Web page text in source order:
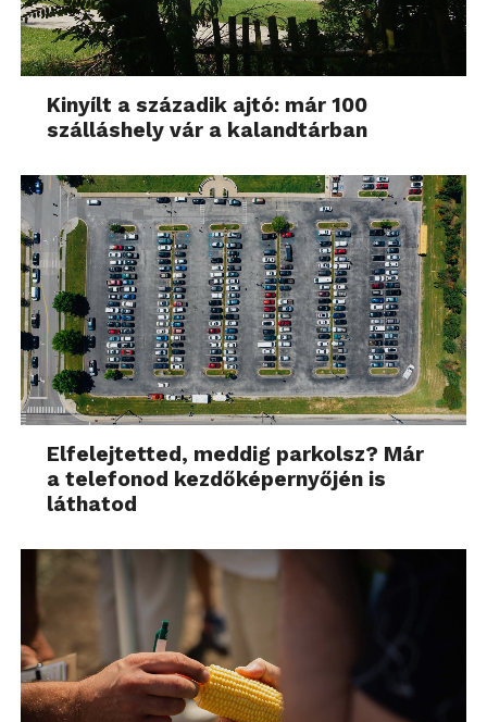
Kinyílt a századik ajtó: már 100
szálláshely vár a kalandtárban
Elfelejtetted, meddig parkolsz? Már
a telefonod kezdőképernyőjén is
láthatod